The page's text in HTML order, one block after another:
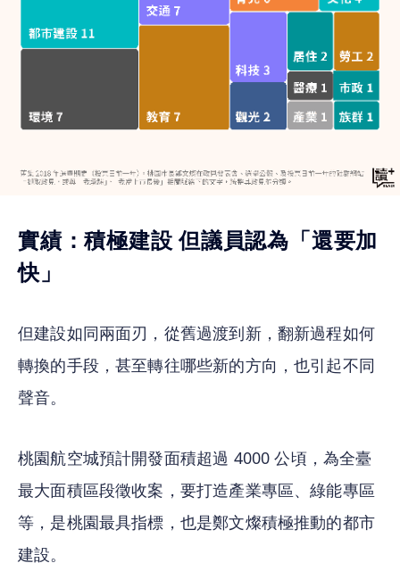
實績：積極建設 但議員認為「還要加
快」
但建設如同兩面刃，從舊過渡到新，翻新過程如何
轉換的手段，甚至轉往哪些新的方向，也引起不同
聲音。
桃園航空城預計開發面積超過 4000 公頃，為全臺
最大面積區段徵收案，要打造產業專區、綠能專區
等，是桃園最具指標，也是鄭文燦積極推動的都市
建設。